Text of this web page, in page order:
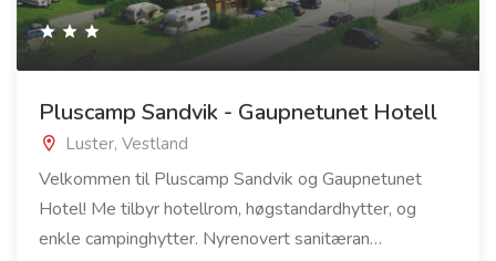
Pluscamp Sandvik - Gaupnetunet Hotell
Luster, Vestland
Velkommen til Pluscamp Sandvik og Gaupnetunet
Hotel! Me tilbyr hotellrom, høgstandardhytter, og
enkle campinghytter. Nyrenovert sanitæran…